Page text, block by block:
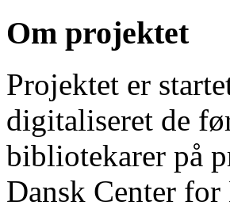
Om projektet
Projektet er
digitaliseret de
bibliotekarer på
Dansk Center